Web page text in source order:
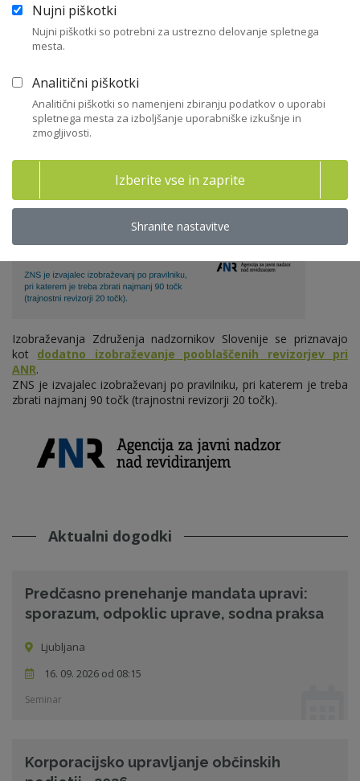
Plačilo stroškov za izobraževanje
Plačila stroškov, ki jih družba zagotavlja za izobraževanje članov
NS, niso boniteta, če gre za izobraževanje, ki je v zvezi s
poslovanjem družbe.
NOVO: ANR
Izobraževanja Združenja nadzornikov Slovenije se priznavajo
kot dodatno izobraževanje pooblaščenih revizorjev pri
ANR.
ZNS je izvajalec izobraževanj po pravilniku, pri katerem je treba
zbrati najmanj 90 točk (trajnostni revizorji 20 točk).
Aktualni dogodki
Predčasno prenehanje mandata upravi:
sporazum, odpoklic uprave, sodna praksa
Ljubljana
16. 09. 2026 od 08:15
Seminar
Korporacijsko upravljanje občinskih
Nujni piškotki
Nujni piškotki so potrebni za ustrezno delovanje spletnega
mesta.
Analitični piškotki
Analitični piškotki so namenjeni zbiranju podatkov o uporabi
spletnega mesta za izboljšanje uporabniške izkušnje in
zmogljivosti.
Izberite vse in zaprite
Shranite nastavitve